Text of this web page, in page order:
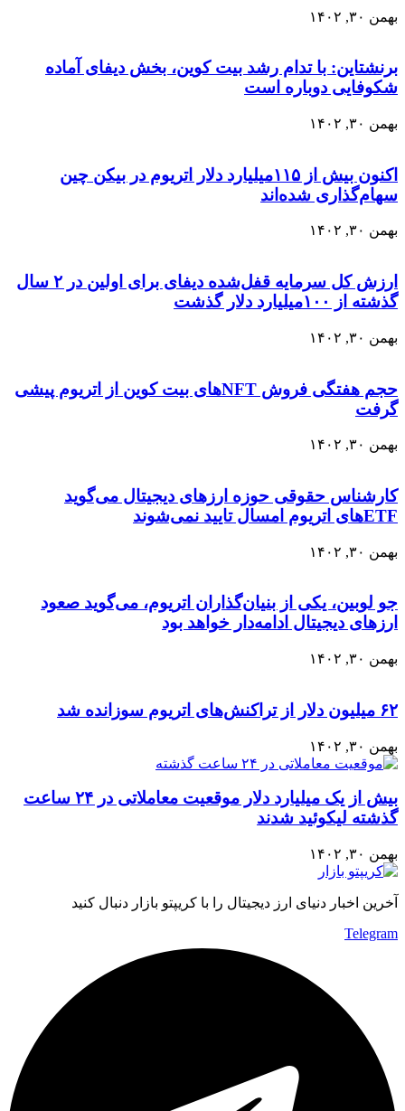
بهمن ۳۰, ۱۴۰۲
برنشتاین: با تدام رشد بیت کوین، بخش دیفای آماده
شکوفایی دوباره است
بهمن ۳۰, ۱۴۰۲
اکنون بیش از ۱۱۵میلیارد دلار اتریوم در بیکن چین
سهام‌گذاری شده‌اند
بهمن ۳۰, ۱۴۰۲
ارزش کل سرمایه قفل‌شده دیفای برای اولین در ۲ سال
گذشته از ۱۰۰میلیارد دلار گذشت
بهمن ۳۰, ۱۴۰۲
حجم هفتگی فروش NFTهای بیت کوین از اتریوم پیشی
گرفت
بهمن ۳۰, ۱۴۰۲
کارشناس حقوقی حوزه ارزهای دیجیتال می‌گوید
ETFهای اتریوم امسال تایید نمی‌شوند
بهمن ۳۰, ۱۴۰۲
جو لوبین، یکی از بنیان‌گذاران اتریوم، می‌گوید صعود
ارزهای دیجیتال ادامه‌دار خواهد بود
بهمن ۳۰, ۱۴۰۲
۶۲ میلیون دلار از تراکنش‌های اتریوم سوزانده شد
بهمن ۳۰, ۱۴۰۲
بیش از یک میلیارد دلار موقعیت معاملاتی در ۲۴ ساعت
گذشته لیکوئید شدند
بهمن ۳۰, ۱۴۰۲
آخرین اخبار دنیای ارز دیجیتال را با کریپتو بازار دنبال کنید
Telegram